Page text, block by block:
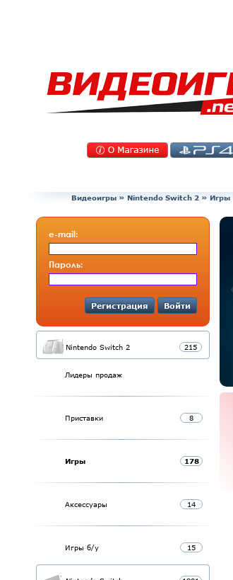
Видеоигры » Nintendo Switch 2 » Игры
e-mail:
Пароль:
Регистрация Войти
Nintendo Switch 2 215
Лидеры продаж
Приставки 8
Игры 178
Аксессуары 14
Игры б/у 15